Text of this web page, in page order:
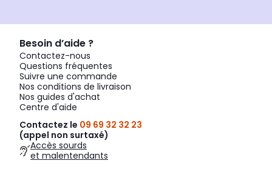
Besoin d’aide ?
Contactez-nous
Questions fréquentes
Suivre une commande
Nos conditions de livraison
Nos guides d'achat
Centre d'aide
Contactez le 09 69 32 32 23
(appel non surtaxé)
Accès sourds
et malentendants